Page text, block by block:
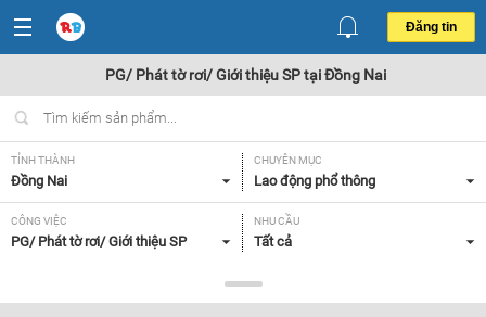
Đăng tin
PG/ Phát tờ rơi/ Giới thiệu SP tại Đồng Nai
TỈNH THÀNH
Đồng Nai
CHUYÊN MỤC
Lao động phổ thông
CÔNG VIỆC
PG/ Phát tờ rơi/ Giới thiệu SP
NHU CẦU
Tất cả
Tất cả